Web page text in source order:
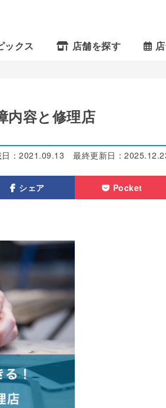
ックス 店舗を探す
内容と修理店
最終更新日：
： 2021.09.13
シェア Pocket